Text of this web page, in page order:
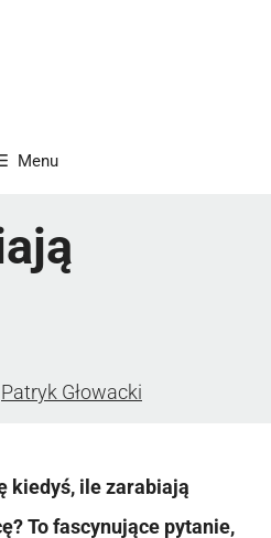
Menu
Patryk Głowacki
kiedyś, ile zarabiają
To fascynujące pytanie,